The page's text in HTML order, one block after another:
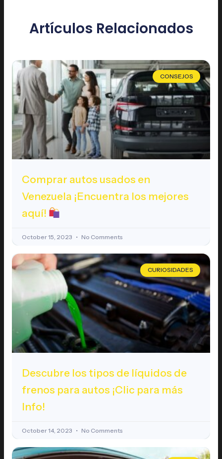
Artículos Relacionados
CONSEJOS
Comprar autos usados en
Venezuela ¡Encuentra los mejores
aquí!
October 15, 2023 No Comments
CURIOSIDADES
Descubre los tipos de líquidos de
frenos para autos ¡Clic para más
Info!
October 14, 2023 No Comments